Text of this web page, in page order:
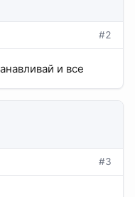
#2
и все
#3